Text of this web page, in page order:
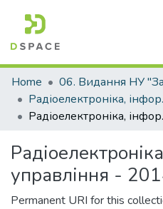
Communities & Collections
All of DSpace
Statistics
Home
управління -
Permanent URI for this